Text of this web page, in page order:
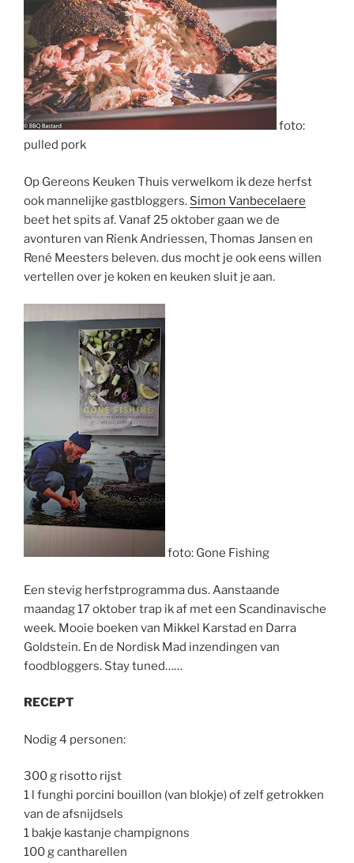
foto:
pulled pork
Op Gereons Keuken Thuis verwelkom ik deze herfst
ook mannelijke gastbloggers. Simon Vanbecelaere
beet het spits af. Vanaf 25 oktober gaan we de
avonturen van Rienk Andriessen, Thomas Jansen en
René Meesters beleven. dus mocht je ook eens willen
vertellen over je koken en keuken sluit je aan.
foto: Gone Fishing
Een stevig herfstprogramma dus. Aanstaande
maandag 17 oktober trap ik af met een Scandinavische
week. Mooie boeken van Mikkel Karstad en Darra
Goldstein. En de Nordisk Mad inzendingen van
foodbloggers. Staytuned……
RECEPT
Nodig 4 personen:
300 g risotto rijst
1 l funghi porcini bouillon (van blokje) of zelf getrokken
van de afsnijdsels
1 bakje kastanje champignons
100 g cantharellen